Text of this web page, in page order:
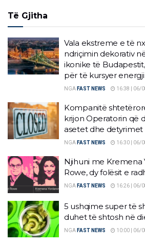
Të Gjitha
Vala ekstreme e të
ndriçimin dekorativ
ikonike të
për të kursyer energji
NGA FAST NEWS 16:38 | 06/
Kompanitë
krijon Operatorin që
asetet dhe detyrimet
NGA FAST NEWS 16:30 | 06/
Njihuni me Kremena
Rowe, dy folësit e
NGA FAST NEWS 16:26 | 06/
5 ushqime super të
duhet të shtosh në
NGA FAST NEWS 10:00 | 06/